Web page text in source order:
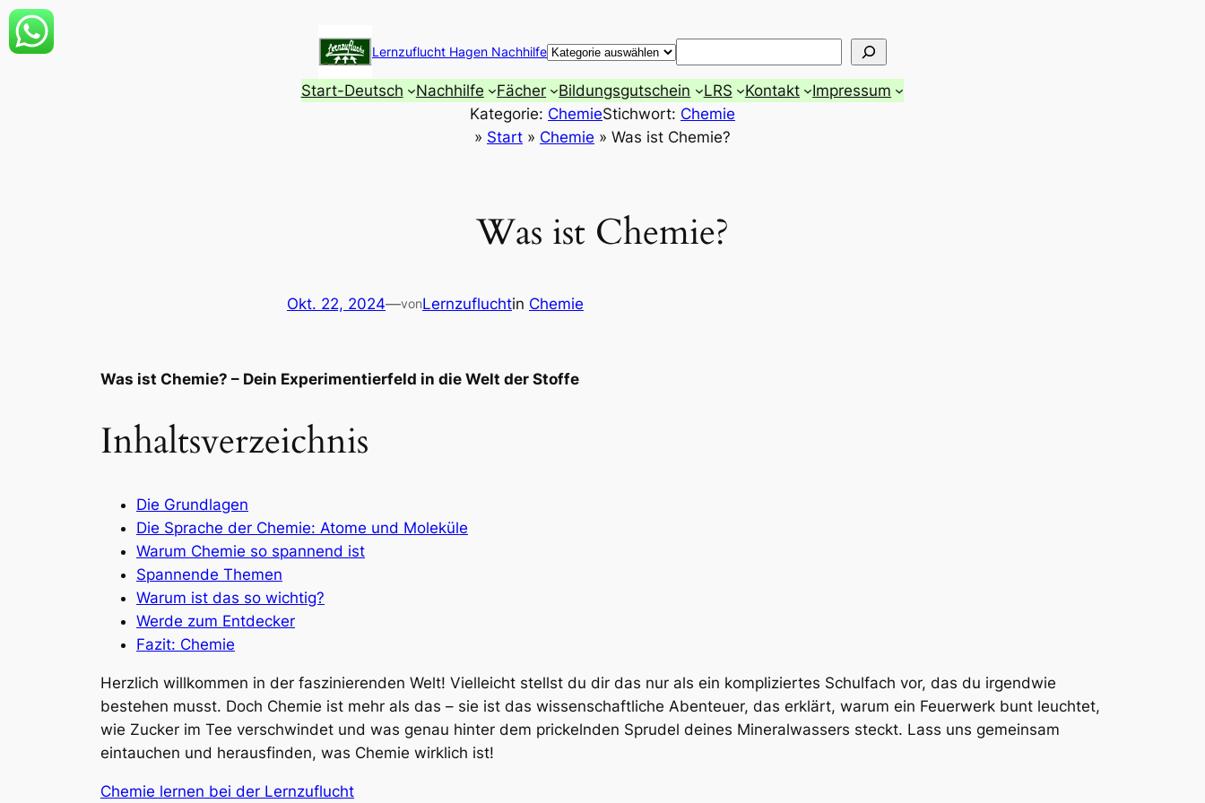
Zum
Inhalt
Lernzuflucht Hagen Nachhilfe Suchen
Start-Deutsch Nachhilfe Fächer Bildungsgutschein LRS Kontakt
Impressum
Kategorie: ChemieStichwort: Chemie
» Start » Chemie » Was ist Chemie?
Was ist Chemie?
Okt. 22, 2024—vonLernzufluchtin Chemie
Was ist Chemie? – Dein Experimentierfeld in die Welt der Stoffe
Inhaltsverzeichnis
Die Grundlagen
Die Sprache der Chemie: Atome und Moleküle
Warum Chemie so spannend ist
Spannende Themen
Warum ist das so wichtig?
Werde zum Entdecker
Fazit: Chemie
Herzlich willkommen in der faszinierenden Welt! Vielleicht stellst du dir das nur als ein kompliziertes Schulfach vor, das du irgendwie
bestehen musst. Doch Chemie ist mehr als das – sie ist das wissenschaftliche Abenteuer, das erklärt, warum ein Feuerwerk bunt leuchtet,
wie Zucker im Tee verschwindet und was genau hinter dem prickelnden Sprudel deines Mineralwassers steckt. Lass uns gemeinsam
eintauchen und herausfinden, was Chemie wirklich ist!
Chemie lernen bei der Lernzuflucht